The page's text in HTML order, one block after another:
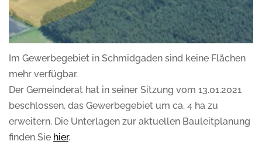
Im Gewerbegebiet in Schmidgaden sind keine Flächen
mehr verfügbar.
Der Gemeinderat hat in seiner Sitzung vom 13.01.2021
beschlossen, das Gewerbegebiet um ca. 4 ha zu
erweitern. Die Unterlagen zur aktuellen Bauleitplanung
finden Sie hier.